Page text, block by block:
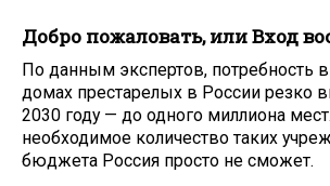
Добро пожаловать, или Вход
По данным экспертов, потребность в
домах престарелых в России резко
2030 году — до одного миллиона
необходимое количество таких
бюджета Россия просто не сможет.